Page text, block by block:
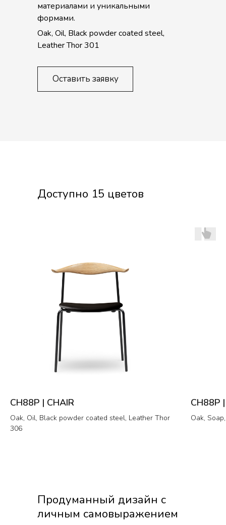
материалами и уникальными
формами.
Oak, Oil, Black powder coated steel,
Leather Thor 301
Оставить заявку
Доступно 15 цветов
CH88P | CHAIR
Oak, Oil, Black powder coated steel, Leather Thor
306
CH88P
Oak,
Продуманный дизайн с
личным самовыражением